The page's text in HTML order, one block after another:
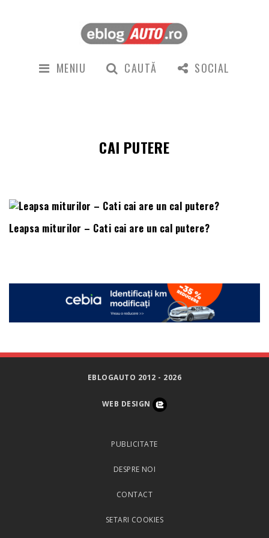
MENIU CAUTĂ SOCIAL
CAI PUTERE
Leapsa miturilor – Cati cai are un cal putere?
EBLOGAUTO 2012 - 2026
WEB DESIGN
PUBLICITATE
DESPRE NOI
CONTACT
SETARI COOKIES